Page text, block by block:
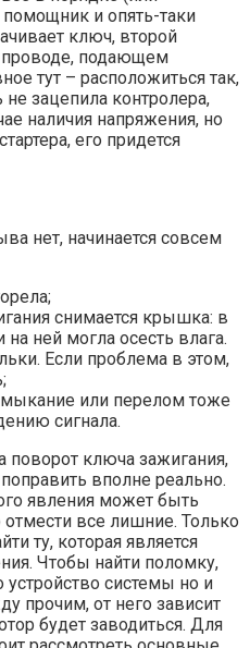
помощник и опять-таки
ключ, второй
проводе, подающем
тут – расположиться так,
зацепила контролера,
наличия напряжения, но
его придется
нет, начинается совсем
снимается крышка: в
ней могла осесть влага.
Если проблема в этом,
или перелом тоже
сигнала.
поворот ключа зажигания,
вполне реально.
явления может быть
все лишние. Только
ту, которая является
Чтобы найти поломку,
устройство системы но и
прочим, от него зависит
будет заводиться. Для